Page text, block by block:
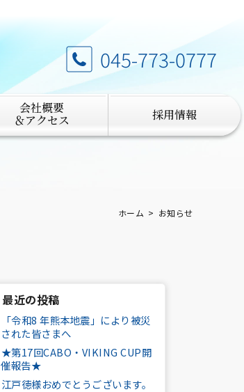
045-773-0777
会社概要
＆アクセス 採用情報
ホーム お知らせ
最近の投稿
「令和8 年熊本地震」により被災
された皆さまへ
★第17回CABO・VIKING CUP開
催報告★
江戸徳様おめでとうございます。